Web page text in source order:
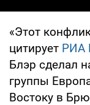
«Этот
цитирует РИА
Блэр сделал
группы
Востоку в